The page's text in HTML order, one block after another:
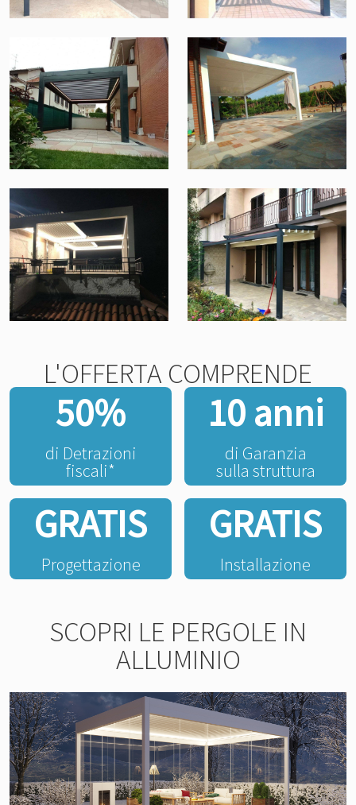
L'OFFERTA COMPRENDE
50%
di Detrazioni
fiscali*
10 anni
di Garanzia
sulla struttura
GRATIS
Progettazione
GRATIS
Installazione
SCOPRI LE PERGOLE IN
ALLUMINIO